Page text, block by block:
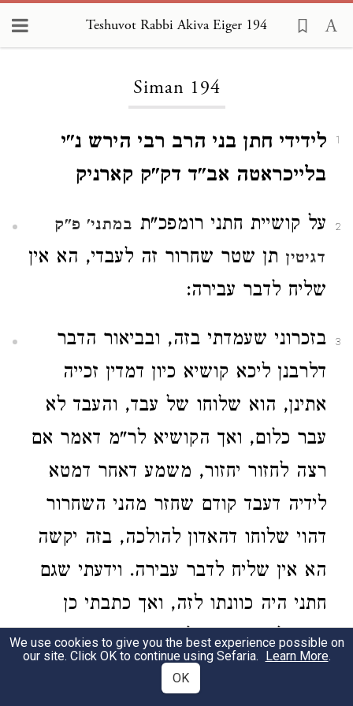
Teshuvot Rabbi Akiva Eiger 194
Siman 194
1
לידידי חתן בני הרב רבי הירש נ"י
בלייכראטה אב"ד דק"ק קארניק
2 על קושיית חתני רומפכ"ת במתני' פ"ק
דגיטין תן שטר שחרור זה לעבדי, הא אין
שליח לדבר עבירה:
3
בזכרוני שעמדתי בזה, ובביאור הדבר
דלרבנן ליכא קושיא כיון דמדין זכייה
אתינן, הוא שלוחו של עבד, והעבד לא
עבר כלום, ואך הקושיא לר"מ דאמר אם
רצה לחזור יחזור, משמע דאחר דמטא
לידיה דעבד קודם שחזר מהני השחרור
דהוי שלוחו דהאדון להולכה, בזה יקשה
הא אין שליח לדבר עבירה. וידעתי שגם
חתני היה כוונתו לזה, ואך כתבתי כן
בכדי להוסיף דגם לרבנן אינו מיושב כ"כ,
תוס' בב"מ (דף ע"א ע"ב ד"ה
We use cookies to give you the best experience possible on
our site. Click OK to continue using Sefaria. Learn More.
OK